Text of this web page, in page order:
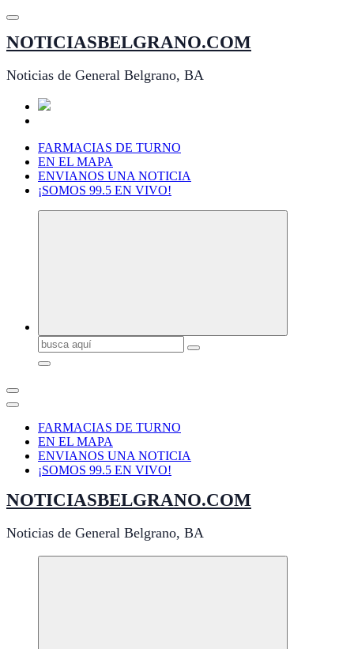
Saltar
contenido
NOTICIASBELGRANO.COM
Noticias de General Belgrano, BA
FARMACIAS DE TURNO
EN EL MAPA
ENVIANOS UNA NOTICIA
¡SOMOS 99.5 EN VIVO!
Buscar:
FARMACIAS DE TURNO
EN EL MAPA
ENVIANOS UNA NOTICIA
¡SOMOS 99.5 EN VIVO!
NOTICIASBELGRANO.COM
Noticias de General Belgrano, BA